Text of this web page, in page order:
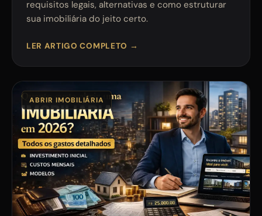
requisitos legais, alternativas e como estruturar
sua imobiliária do jeito certo.
LER ARTIGO COMPLETO →
ABRIR IMOBILIÁRIA